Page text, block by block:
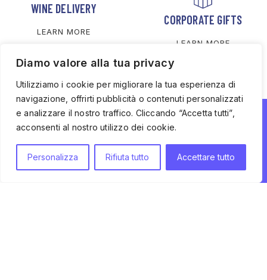
Diamo valore alla tua privacy
Utilizziamo i cookie per migliorare la tua esperienza di
navigazione, offrirti pubblicità o contenuti personalizzati
e analizzare il nostro traffico. Cliccando “Accetta tutti”,
acconsenti al nostro utilizzo dei cookie.
Personalizza Rifiuta tutto Accettare tutto
WINE DELIVERY
LEARN MORE
CORPORATE GIFTS
LEARN MORE
SIGN UP FOR OUR NEWSLETTER
0